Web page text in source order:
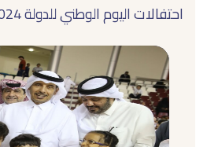
احتفالات اليوم الوطني للدولة 2024